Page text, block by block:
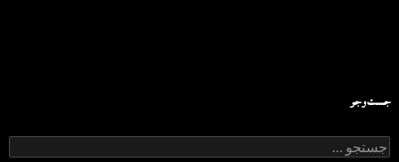
جست‌وجو
ج